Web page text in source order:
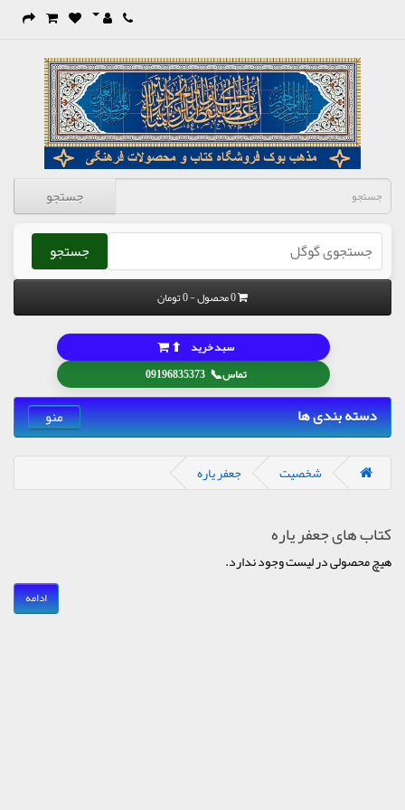
جستجو
جستجو
0 محصول - 0 تومان
تماس📞
09196835373
سبد خرید ⬆
دسته بندی ها منو
شخصیت جعفر یاره
کتاب های جعفر یاره
هیچ محصولی در لیست وجود ندارد.
ادامه